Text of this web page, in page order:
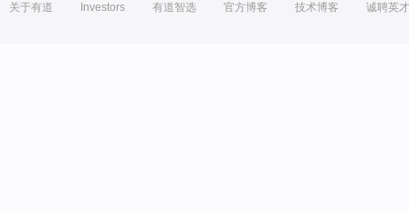
关于有道 Investors 有道智选 官方博客 技术博客 诚聘英才